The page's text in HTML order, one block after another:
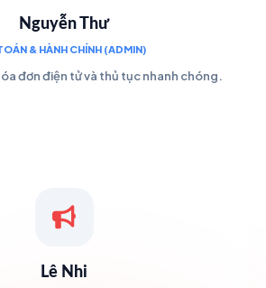
Nguyễn Thư
& HÀNH CHÍNH (ADMIN)
đơn điện tử và thủ tục nhanh chóng.
Lê Nhi